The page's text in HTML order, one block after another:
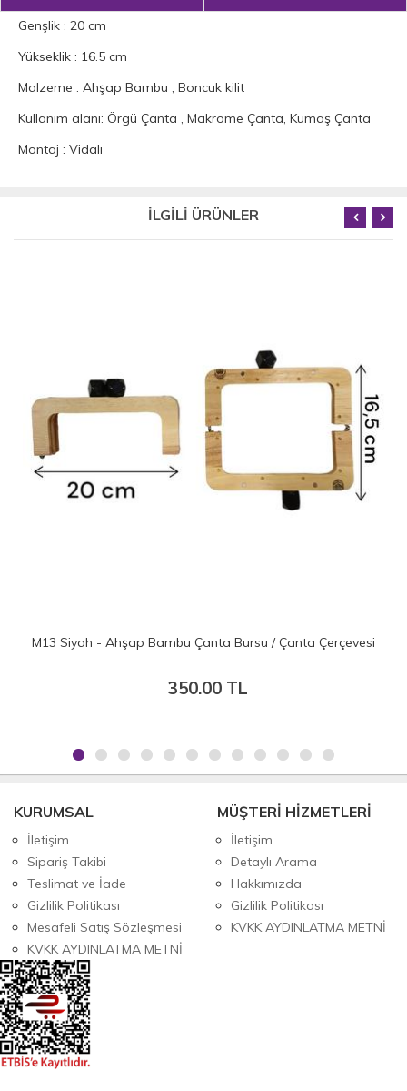
Genşlik : 20 cm
Yükseklik : 16.5 cm
Malzeme : Ahşap Bambu , Boncuk kilit
Kullanım alanı: Örgü Çanta , Makrome Çanta, Kumaş Çanta
Montaj : Vidalı
İLGİLİ ÜRÜNLER
- Ahşap Bambu Çanta Bursu / Çanta Çerçevesi
350.00 TL
KURUMSAL
İletişim
Sipariş Takibi
Teslimat ve İade
Gizlilik Politikası
Mesafeli Satış Sözleşmesi
KVKK AYDINLATMA METNİ
MÜŞTERİ HİZMETLERİ
İletişim
Detaylı Arama
Hakkımızda
Gizlilik Politikası
KVKK AYDINLATMA METNİ